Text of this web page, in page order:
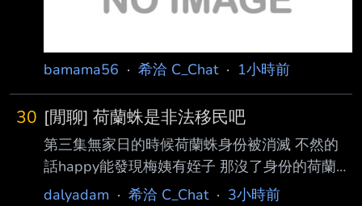
bamama56 · 希洽 C_Chat· 1小時前
30 [閒聊] 荷蘭蛛是非法移民吧
第三集無家日的時候荷蘭蛛身份被消滅 不然的
話happy能發現梅姨有姪子 那沒了身份的荷蘭
蛛，就是變成非法移民了嗎 --
dalyadam · 希洽 C_Chat· 3小時前